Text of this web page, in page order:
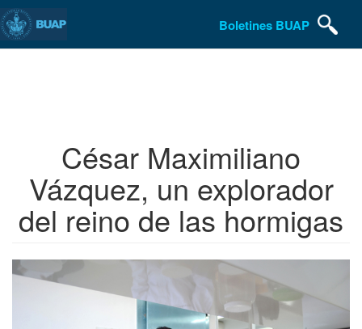
Boletines BUAP
César Maximiliano
Vázquez, un explorador
del reino de las hormigas